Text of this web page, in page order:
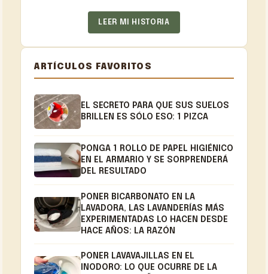
LEER MI HISTORIA
ARTÍCULOS FAVORITOS
EL SECRETO PARA QUE SUS SUELOS
BRILLEN ES SÓLO ESO: 1 PIZCA
PONGA 1 ROLLO DE PAPEL HIGIÉNICO
EN EL ARMARIO Y SE SORPRENDERÁ
DEL RESULTADO
PONER BICARBONATO EN LA
LAVADORA, LAS LAVANDERÍAS MÁS
EXPERIMENTADAS LO HACEN DESDE
HACE AÑOS: LA RAZÓN
PONER LAVAVAJILLAS EN EL
INODORO: LO QUE OCURRE DE LA